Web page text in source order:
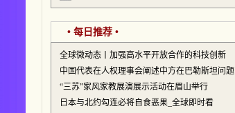
• 每日推荐 •
全球微动态丨加强高水平开放合作的科技创新
中国代表在人权理事会阐述中方在巴勒斯坦问题
“三苏”家风家教展演展示活动在眉山举行
日本与北约勾连必将自食恶果_全球即时看